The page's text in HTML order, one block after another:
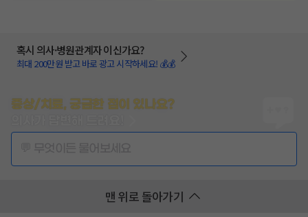
혹시 의사·병원관계자 이신가요?
최대 200만원 받고 바로 광고 시작하세요! 💰💰
증상/치료, 궁금한 점이 있나요?
맨 위로 돌아가기